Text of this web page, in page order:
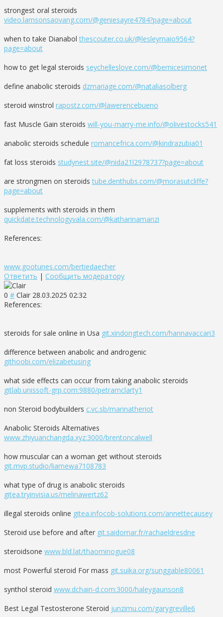
strongest oral steroids
video.lamsonsaovang.com/@geniesayre4784?page=about
when to take Dianabolthescouter.co.uk/@lesleymaio9564?
page=about
how to get legal steroids seychelleslove.com/@bernicesimonet
define anabolic steroids dzmariage.com/@nataliasolberg
steroid winstrol rapostz.com/@lawerencebueno
fast Muscle Gain steroids will-you-marry-me.info/@olivestocks541
anabolic steroids schedule romancefrica.com/@kindrazubia01
fat loss steroids studynest.site/@nida21l2978737?page=about
are strongmen on steroidstube.denthubs.com/@morasutcliffe?
page=about
supplements with steroids in them
quickdate.technologyvala.com/@katharinamanzi
References:
www.gootunes.com/bertiedaecher
Ответить | Сообщить модератору
0 # Clair 28.03.2025 02:32
References:
steroids for sale online in Usa git.xindongtech.com/hannavaccari3
difference between anabolic and androgenic
githoobi.com/elizabetusing
what side effects can occur from taking anabolic steroids
gitlab.unissoft-grp.com:9880/petramclarty1
non Steroid bodybuilders c.vc.sb/marinatheriot
Anabolic Steroids Alternatives
www.zhiyuanchangda.xyz:3000/brentoncalwell
how muscular can a woman get without steroids
git.mvp.studio/liamewa7108783
what type of drug is anabolic steroids
gitea.tryinvisia.us/melinawertz62
illegal steroids online gitea.infocob-solutions.com/annettecausey
Steroid use before and after git.saidomar.fr/rachaeldresdne
steroidsone www.bld.lat/thaominogue08
most Powerful steroid For mass git.suika.org/sunggable80061
synthol steroid www.dchain-d.com:3000/haleygaunson8
Best Legal Testosterone Steroid junzimu.com/garygreville6